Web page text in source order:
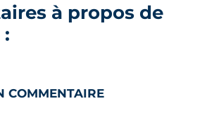
à propos de
COMMENTAIRE